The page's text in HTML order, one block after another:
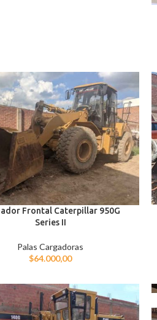
Frontal Caterpillar 950G
Series II
Palas Cargadoras
$64.000,00